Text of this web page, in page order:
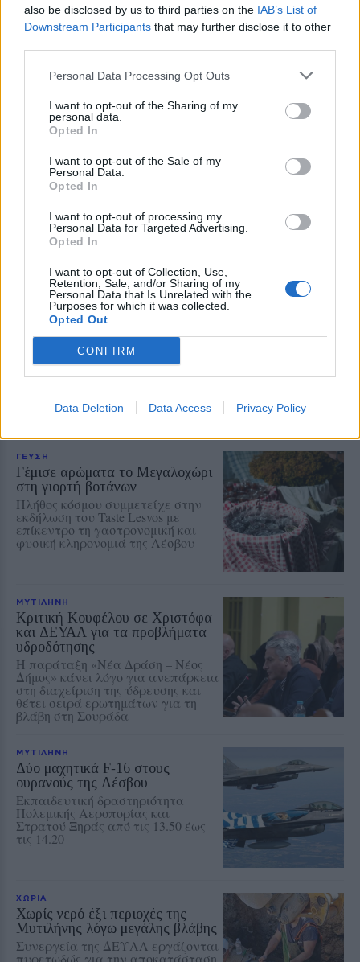
also be disclosed by us to third parties on the IAB’s List of
Downstream Participants that may further disclose it to other
Personal Data Processing Opt Outs
I want to opt-out of the Sharing of my
personal data.
Opted In
I want to opt-out of the Sale of my
Personal Data.
Opted In
I want to opt-out of processing my
Personal Data for Targeted Advertising.
Opted In
I want to opt-out of Collection, Use,
Retention, Sale, and/or Sharing of my
Personal Data that Is Unrelated with the
Purposes for which it was collected.
Opted Out
CONFIRM
Data Deletion Data Access Privacy Policy
Εγκαινιάστηκε η νέα παιδική
χαρά στους Ταξιάρχες
παραδόθηκε στα παιδιά και στους
Εορταστικές εκδηλώσεις για τη
Μεταμόρφωση του Σωτήρος στο
Καγιάνι
Πανηγυρικός Εσπερινός το
απόγευμα της Τετάρτης και Θεία
Λειτουργία το πρωί της Πέμπτης
ΑΤΖΕΝΤΑ
Πανηγύρι του Αγίου
Χαραλάμπους στο Παλαιοχώρι
Ιερά Λειτουργία, περιφορά της
εικόνας, έφιπποι συμμετέχοντες
ΓΕΥΣΗ
Γέμισε αρώματα το Μεγαλοχώρι
στη γιορτή βοτάνων
Πλήθος κόσμου συμμετείχε στην
εκδήλωση του Taste Lesvos με
επίκεντρο τη γαστρονομική και
φυσική κληρονομιά της Λέσβου
ΜΥΤΙΛΗΝΗ
Κριτική Κουφέλου σε Χριστόφα
και ΔΕΥΑΛ για τα προβλήματα
υδροδότησης
Η παράταξη «Νέα Δράση – Νέος
Δήμος» κάνει λόγο για ανεπάρκεια
στη διαχείριση της ύδρευσης και
θέτει σειρά ερωτημάτων για τη
βλάβη στη Σουράδα
ΜΥΤΙΛΗΝΗ
Δύο μαχητικά F‑16 στους
ουρανούς της Λέσβου
Εκπαιδευτική δραστηριότητα
Πολεμικής Αεροπορίας και
Στρατού Ξηράς από τις 13.50 έως
τις 14.20
ΧΩΡΙΑ
Χωρίς νερό έξι περιοχές της
Μυτιλήνης λόγω μεγάλης βλάβης
Συνεργεία της ΔΕΥΑΛ εργάζονται
πυρετωδώς για την αποκατάσταση